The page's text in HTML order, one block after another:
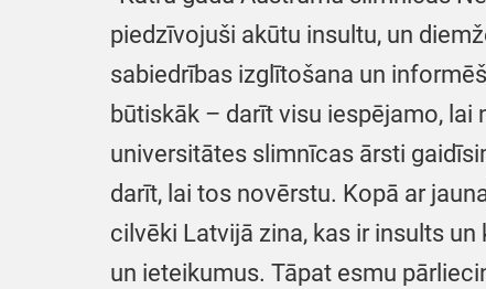
piedzīvojuši akūtu insultu, un
sabiedrības izglītošana un
būtiskāk – darīt visu iespējamo,
universitātes slimnīcas ārsti
darīt, lai tos novērstu. Kopā ar
cilvēki Latvijā zina, kas ir insults
un ieteikumus. Tāpat esmu